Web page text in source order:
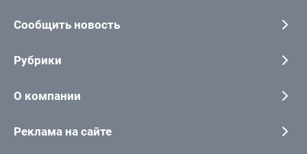
Сообщить новость
Рубрики
О компании
Реклама на сайте